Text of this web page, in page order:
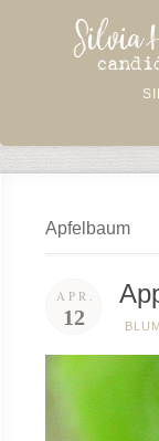
Apfelbaum
APR.
12